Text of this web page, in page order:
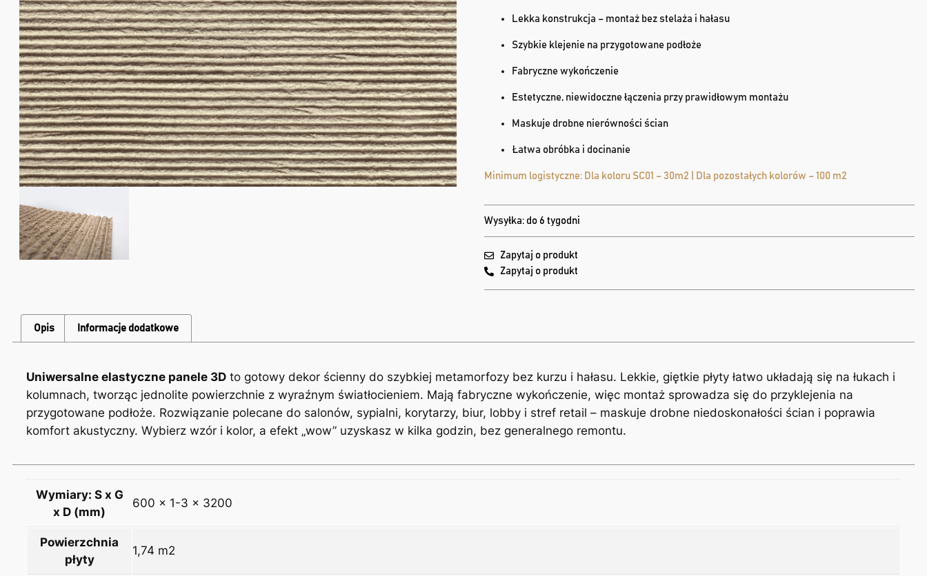
Lekka konstrukcja – montaż bez stelaża i hałasu
Szybkie klejenie na przygotowane podłoże
Fabryczne wykończenie
Estetyczne, niewidoczne łączenia przy prawidłowym montażu
Maskuje drobne nierówności ścian
Łatwa obróbka i docinanie
Minimum logistyczne: Dla koloru SC01 – 30m2 | Dla pozostałych kolorów – 100 m2
Wysyłka: do 6 tygodni
Zapytaj o produkt
Zapytaj o produkt
Opis Informacje dodatkowe
Uniwersalne elastyczne panele 3D to gotowy dekor ścienny do szybkiej metamorfozy bez kurzu i hałasu. Lekkie, giętkie płyty łatwo układają się na łukach i
kolumnach, tworząc jednolite powierzchnie z wyraźnym światłocieniem. Mają fabryczne wykończenie, więc montaż sprowadza się do przyklejenia na
przygotowane podłoże. Rozwiązanie polecane do salonów, sypialni, korytarzy, biur, lobby i stref retail – maskuje drobne niedoskonałości ścian i poprawia
komfort akustyczny. Wybierz wzór i kolor, a efekt „wow” uzyskasz w kilka godzin, bez generalnego remontu.
Wymiary: S x G
x D (mm)
600 x 1-3 x 3200
Powierzchnia
płyty
1,74 m2